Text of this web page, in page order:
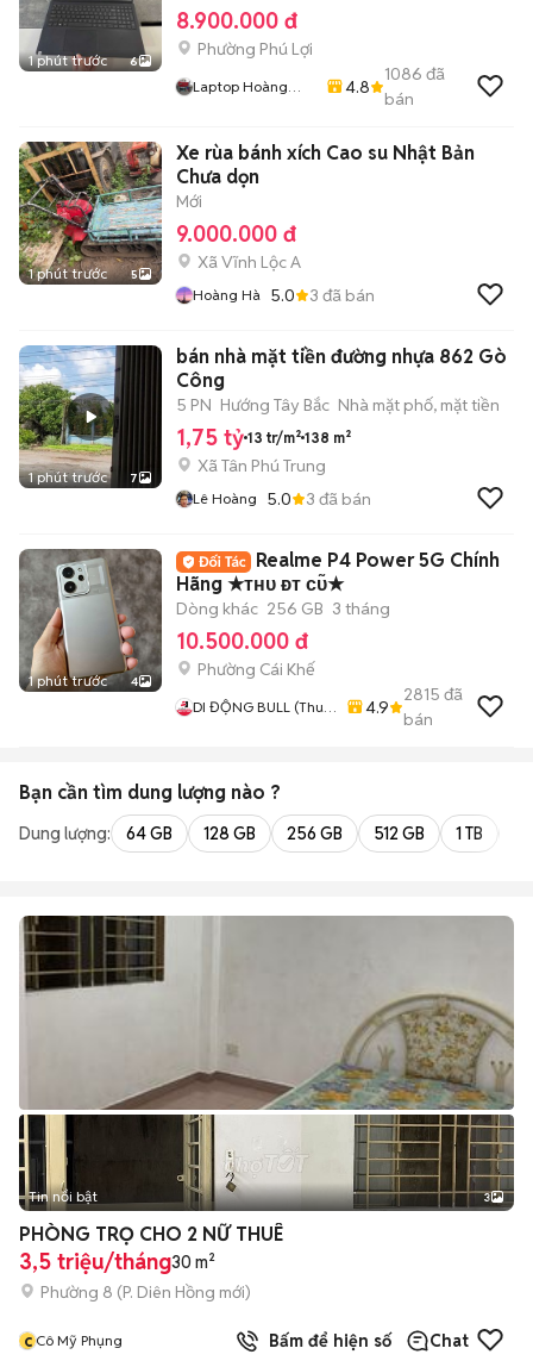
1 phút trước 6
8.900.000 đ
Phường Phú Lợi
Laptop Hoàng
4.8
1086 đã
bán
1 phút trước 5
Xe rùa bánh xích Cao su Nhật Bản
Chưa dọn
Mới
9.000.000 đ
Xã Vĩnh Lộc A
Hoàng Hà 5.0 3 đã bán
1 phút trước 7
bán nhà mặt tiền đường nhựa 862 Gò
Công
5 PN Hướng Tây Bắc Nhà mặt phố, mặt tiền
1,75 tỷ 13 tr/m² 138 m²
Xã Tân Phú Trung
Lê Hoàng 5.0 3 đã bán
1 phút trước 4
Realme P4 Power 5G Chính
Hãng ★ᴛʜᴜ ᴆᴛ ᴄᴜ̃★
Dòng khác 256 GB 3 tháng
10.500.000 đ
Phường Cái Khế
DI ĐỘNG BULL (Thu
4.9
2815 đã
bán
Bạn cần tìm dung lượng nào ?
Dung lượng: 64 GB 128 GB 256 GB 512 GB 1 TB
Tin nổi bật 3
PHÒNG TRỌ CHO 2 NỮ THUÊ
3,5 triệu/tháng30 m²
Phường 8 (P. Diên Hồng mới)
c Cô Mỹ Phụng Bấm để hiện số Chat